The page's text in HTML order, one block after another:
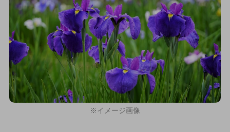
※イメージ画像